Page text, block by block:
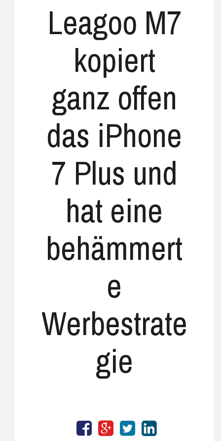
Leagoo M7
kopiert
ganz offen
das iPhone
7 Plus und
hat eine
behämmert
e
Werbestrate
gie